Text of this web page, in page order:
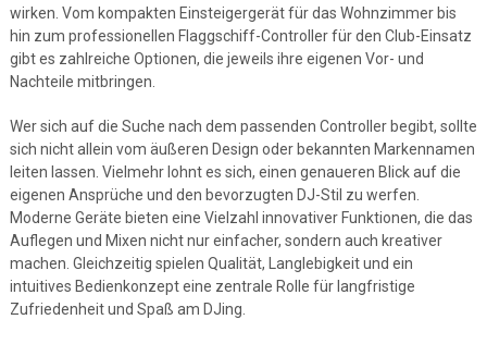
wirken. Vom kompakten Einsteigergerät für das Wohnzimmer bis
hin zum professionellen Flaggschiff-Controller für den Club-Einsatz
gibt es zahlreiche Optionen, die jeweils ihre eigenen Vor- und
Nachteile mitbringen.
Wer sich auf die Suche nach dem passenden Controller begibt, sollte
sich nicht allein vom äußeren Design oder bekannten Markennamen
leiten lassen. Vielmehr lohnt es sich, einen genaueren Blick auf die
eigenen Ansprüche und den bevorzugten DJ-Stil zu werfen.
Moderne Geräte bieten eine Vielzahl innovativer Funktionen, die das
Auflegen und Mixen nicht nur einfacher, sondern auch kreativer
machen. Gleichzeitig spielen Qualität, Langlebigkeit und ein
intuitives Bedienkonzept eine zentrale Rolle für langfristige
Zufriedenheit und Spaß am DJing.